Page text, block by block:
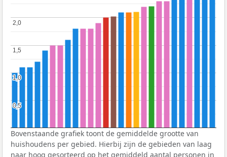
0,5
0,5
1,0
1,0
1,5
1,5
2,0
2,0
Bovenstaande grafiek toont de gemiddelde grootte van
huishoudens per gebied. Hierbij zijn de gebieden van laag
naar hoog gesorteerd op het gemiddeld aantal personen in